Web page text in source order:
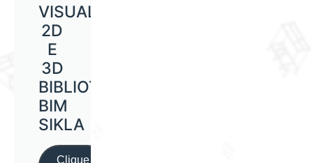
VISUALIZAÇÃO
2D
E
3D
BIBLIOTECA
BIM
SIKLA
Clique